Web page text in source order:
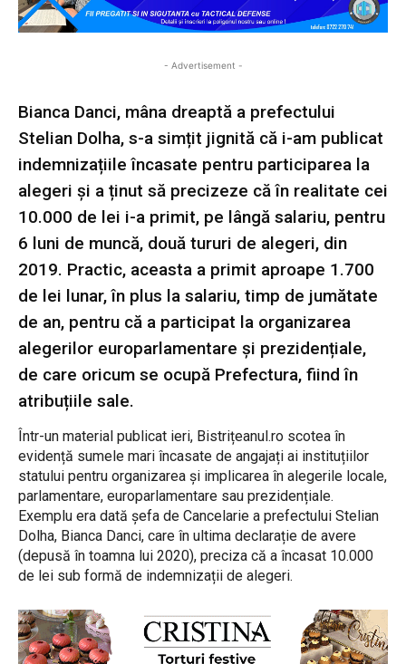
- Advertisement -
Bianca Danci, mâna dreaptă a prefectului
Stelian Dolha, s-a simțit jignită că i-am publicat
indemnizațiile încasate pentru participarea la
alegeri și a ținut să precizeze că în realitate cei
10.000 de lei i-a primit, pe lângă salariu, pentru
6 luni de muncă, două tururi de alegeri, din
2019. Practic, aceasta a primit aproape 1.700
de lei lunar, în plus la salariu, timp de jumătate
de an, pentru că a participat la organizarea
alegerilor europarlamentare și prezidențiale,
de care oricum se ocupă Prefectura, fiind în
atribuțiile sale.
Într-un material publicat ieri, Bistrițeanul.ro scotea în
evidență sumele mari încasate de angajați ai instituțiilor
statului pentru organizarea și implicarea în alegerile locale,
parlamentare, europarlamentare sau prezidențiale.
Exemplu era dată șefa de Cancelarie a prefectului Stelian
Dolha, Bianca Danci, care în ultima declarație de avere
(depusă în toamna lui 2020), preciza că a încasat 10.000
de lei sub formă de indemnizații de alegeri.